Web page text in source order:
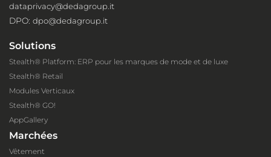
dataprivacy@dedagroup.it
DPO: dpo@dedagroup.it
Solutions
Stealth® Platform: ERP pour les marques de mode et de luxe
Stealth® Retail
Modules Verticaux
Stealth® GO!
AppGallery
Marchées
Vêtement